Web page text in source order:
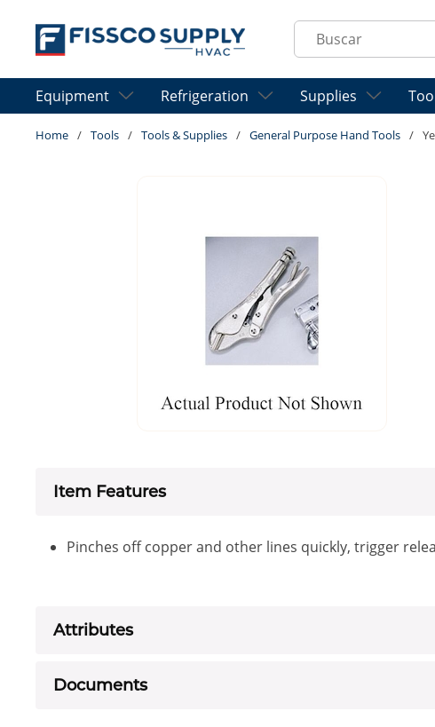
Skip to main content
Site Search
Equipment Refrigeration Supplies
Home / Tools / Tools & Supplies / General Purpose Hand Tools /
Item Features
Pinches off copper and other lines quickly, trigger
Attributes
Documents